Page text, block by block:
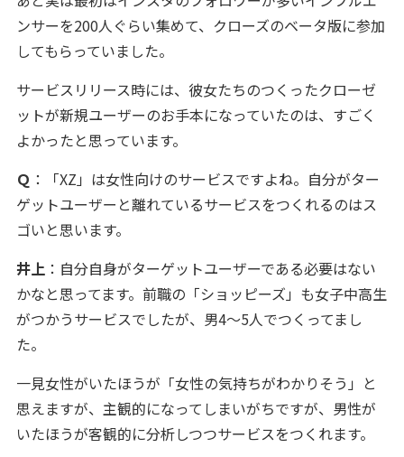
ンサーを200人ぐらい集めて、クローズのベータ版に参加
してもらっていました。
サービスリリース時には、彼女たちのつくったクローゼ
ットが新規ユーザーのお手本になっていたのは、すごく
よかったと思っています。
Ｑ ：「XZ」は女性向けのサービスですよね。自分がター
ゲットユーザーと離れているサービスをつくれるのはス
ゴいと思います。
井上：自分自身がターゲットユーザーである必要はない
かなと思ってます。前職の「ショッピーズ」も女子中高生
がつかうサービスでしたが、男4〜5人でつくってまし
た。
一見女性がいたほうが「女性の気持ちがわかりそう」と
思えますが、主観的になってしまいがちですが、男性が
いたほうが客観的に分析しつつサービスをつくれます。